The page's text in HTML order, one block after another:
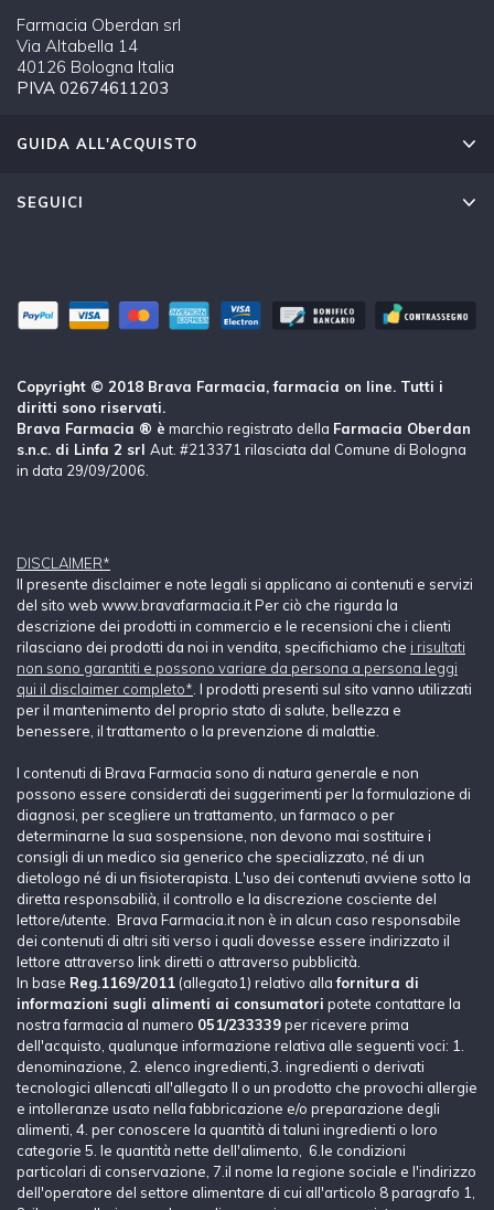
Farmacia Oberdan srl
Via Altabella 14
40126 Bologna Italia
PIVA 02674611203
GUIDA ALL'ACQUISTO
SEGUICI
Copyright © 2018 Brava Farmacia, farmacia on line. Tutti i
diritti sono riservati.
Brava Farmacia ® è marchio registrato della Farmacia Oberdan
s.n.c. di Linfa 2 srl Aut. #213371 rilasciata dal Comune di Bologna
in data 29/09/2006.
DISCLAIMER*
Il presente disclaimer e note legali si applicano ai contenuti e servizi
del sito web www.bravafarmacia.it Per ciò che rigurda la
descrizione dei prodotti in commercio e le recensioni che i clienti
rilasciano dei prodotti da noi in vendita, specifichiamo che i risultati
non sono garantiti e possono variare da persona a persona leggi
qui il disclaimer completo* . I prodotti presenti sul sito vanno utilizzati
per il mantenimento del proprio stato di salute, bellezza e
benessere, il trattamento o la prevenzione di malattie.
I contenuti di Brava Farmacia sono di natura generale e non
possono essere considerati dei suggerimenti per la formulazione di
diagnosi, per scegliere un trattamento, un farmaco o per
determinarne la sua sospensione, non devono mai sostituire i
consigli di un medico sia generico che specializzato, né di un
dietologo né di un fisioterapista. L'uso dei contenuti avviene sotto la
diretta responsabilià, il controllo e la discrezione cosciente del
lettore/utente. Brava Farmacia.it non è in alcun caso responsabile
dei contenuti di altri siti verso i quali dovesse essere indirizzato il
lettore attraverso link diretti o attraverso pubblicità.
In base Reg.1169/2011 (allegato1) relativo allafornitura di
informazioni sugli alimenti ai consumatori potete contattare la
nostra farmacia al numero 051/233339per ricevere prima
dell'acquisto, qualunque informazione relativa alle seguenti voci: 1.
denominazione, 2. elenco ingredienti,3. ingredienti o derivati
tecnologici allencati all'allegato II o un prodotto che provochi allergie
e intolleranze usato nella fabbricazione e/o preparazione degli
alimenti, 4. per conoscere la quantità di taluni ingredienti o loro
categorie 5. le quantità nette dell'alimento, 6.le condizioni
particolari di conservazione, 7.il nome la regione sociale e l'indirizzo
dell'operatore del settore alimentare di cui all'articolo 8 paragrafo 1,